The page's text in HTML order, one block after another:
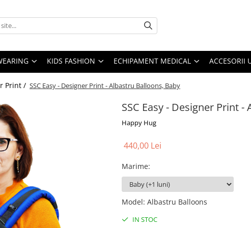
KIDS FASHION ECHIPAMENT MEDICAL ACCESORII
Print / SSC Easy - Designer Print - Albastru Balloons, Baby
SSC Easy - Designer Print
Happy Hug
440,00 Lei
Marime:
Model: Albastru Balloons
IN STOC